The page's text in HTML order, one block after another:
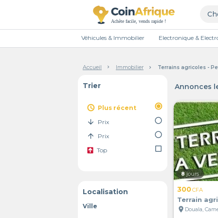
Véhicules & Immobilier Electronique &
Accueil Immobilier Terrains agricoles -
Trier
access_time Plus récent
radio_button_checked
arrow_downward
Prix
radio_button_unchecked
arrow_upward
Prix radio_button_unchecked
Top check_box_outline_blank
Localisation
Ville
Annonces
8 jours
300CFA
Terrain
location_on Douala,